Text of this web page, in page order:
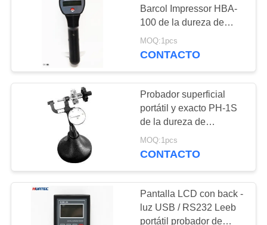
FÁBRICA
CONTROL
DE
CALIDAD
ÉNTRENOS
EN
CONTACTO
Barcol Impressor HBA-
100 de la dureza de
Barcol del probador de
la dureza
MOQ:1pcs
CONTACTO
Probador superficial
portátil y exacto PH-1S
de la dureza de
Rockwell multifuncional
MOQ:1pcs
CONTACTO
Pantalla LCD con back -
luz USB / RS232 Leeb
portátil probador de